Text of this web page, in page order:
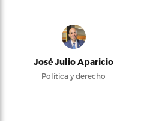
José Julio Aparicio
Política y derecho